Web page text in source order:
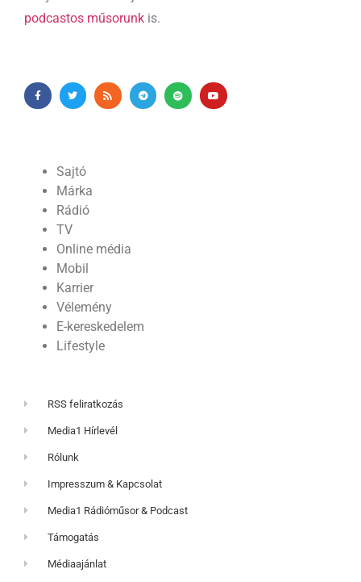
podcastos műsorunk is.
Sajtó
Márka
Rádió
TV
Online média
Mobil
Karrier
Vélemény
E-kereskedelem
Lifestyle
RSS feliratkozás
Media1 Hírlevél
Rólunk
Impresszum & Kapcsolat
Media1 Rádióműsor & Podcast
Támogatás
Médiaajánlat